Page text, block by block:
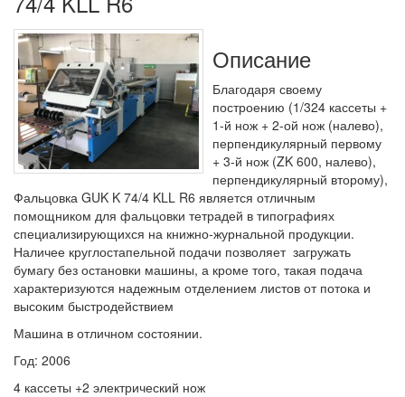
Описание
Благодаря своему
построению (1/324 кассеты +
1-й нож + 2-ой нож (налево),
перпендикулярный первому
+ 3-й нож (ZK 600, налево),
перпендикулярный второму),
Фальцовка GUK K 74/4 KLL R6 является отличным
помощником для фальцовки тетрадей в типографиях
специализирующихся на книжно-журнальной продукции.
Наличее круглостапельной подачи позволяет загружать
бумагу без остановки машины, а кроме того, такая подача
характеризуются надежным отделением листов от потока и
высоким быстродействием
Машина в отличном состоянии.
Год: 2006
4 кассеты +2 электрический нож